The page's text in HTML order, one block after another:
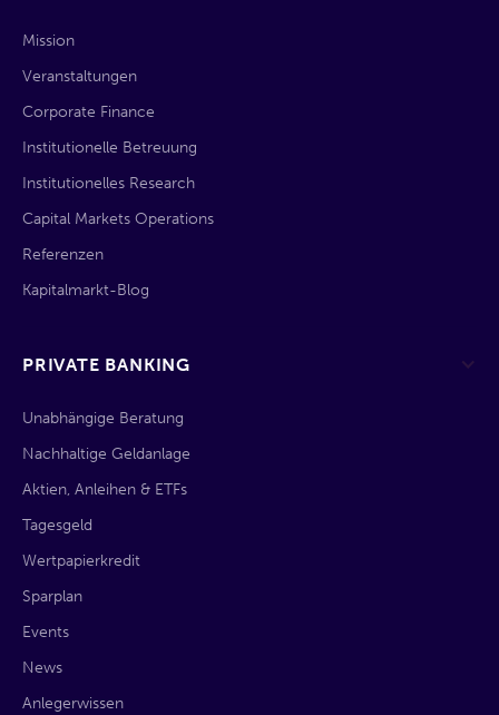
Mission
Veranstaltungen
Corporate Finance
Institutionelle Betreuung
Institutionelles Research
Capital Markets Operations
Referenzen
Kapitalmarkt-Blog
PRIVATE BANKING
Unabhängige Beratung
Nachhaltige Geldanlage
Aktien, Anleihen & ETFs
Tagesgeld
Wertpapierkredit
Sparplan
Events
News
Anlegerwissen